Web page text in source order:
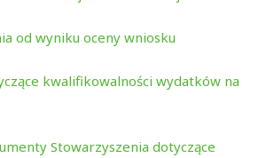
od wyniku oceny wniosku
kwalifikowalności wydatków na
Stowarzyszenia dotyczące